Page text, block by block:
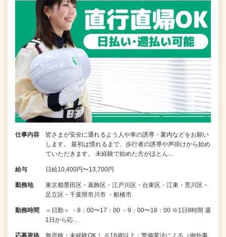
仕事内容
皆さまが安全に通れるよう人や車の誘導・案内などをお願い
します。 最初は慣れるまで、歩行者の誘導や声掛けから始め
ていただきます。 未経験で始めた方がほとん…
給与 日給10,400円〜13,700円
勤務地
東京都墨田区・葛飾区・江戸川区・台東区・江東・荒川区・
足立区・千葉県市川市 ・船橋市
勤務時間
＜日勤＞ ・8：00〜17：00 ・9：00〜18：00 ※1日8時間 週
1日から応…